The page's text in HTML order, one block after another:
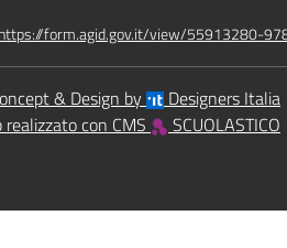
https://form.agid.gov.it/view/55913280-
& Design by
Designers Italia
con CMS
SCUOLASTICO